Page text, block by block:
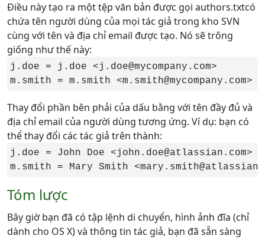
Điều này tạo ra một tệp văn bản được gọi authors.txtcó
chứa tên người dùng của mọi tác giả trong kho SVN
cùng với tên và địa chỉ email được tạo. Nó sẽ trông
giống như thế này:
j.doe = j.doe <j.doe@mycompany.com>
m.smith = m.smith <m.smith@mycompany.com>
Thay đổi phần bên phải của dấu bằng với tên đầy đủ và
địa chỉ email của người dùng tương ứng. Ví dụ: bạn có
thể thay đổi các tác giả trên thành:
j.doe = John Doe <john.doe@atlassian.com>
m.smith = Mary Smith
Tóm lược
Bây giờ bạn đã có tập lệnh di chuyển, hình ảnh đĩa (chỉ
dành cho OS X) và thông tin tác giả, bạn đã sẵn sàng